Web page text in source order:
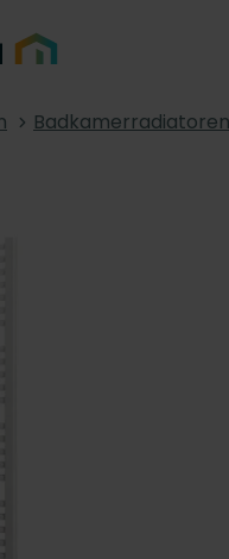
Badkamerradiatoren